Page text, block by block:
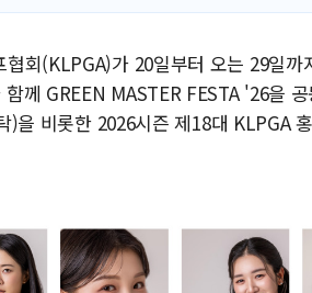
회(KLPGA)가 20일부터 오는 29일까
께 GREEN MASTER FESTA '26을
을 비롯한 2026시즌 제18대 KLPGA